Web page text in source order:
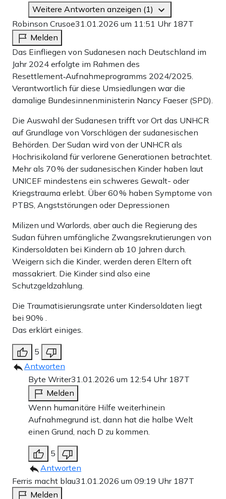
Weitere Antworten anzeigen (1)
Robinson Crusoe31.01.2026 um 11:51 Uhr 187T
Melden
Das Einfliegen von Sudanesen nach Deutschland im
Jahr 2024 erfolgte im Rahmen des
Resettlement‑Aufnahmeprogramms 2024/2025.
Verantwortlich für diese Umsiedlungen war die
damalige Bundesinnenministerin Nancy Faeser (SPD).
Die Auswahl der Sudanesen trifft vor Ort das UNHCR
auf Grundlage von Vorschlägen der sudanesischen
Behörden. Der Sudan wird von der UNHCR als
Hochrisikoland für verlorene Generationen betrachtet.
Mehr als 70 % der sudanesischen Kinder haben laut
UNICEF mindestens ein schweres Gewalt- oder
Kriegstrauma erlebt. Über 60 % haben Symptome von
PTBS, Angststörungen oder Depressionen
Milizen und Warlords, aber auch die Regierung des
Sudan führen umfängliche Zwangsrekrutierungen von
Kindersoldaten bei Kindern ab 10 Jahren durch.
Weigern sich die Kinder, werden deren Eltern oft
massakriert. Die Kinder sind also eine
Schutzgeldzahlung.
Die Traumatisierungsrate unter Kindersoldaten liegt
bei 90% .
Das erklärt einiges.
5
Antworten
Byte Writer31.01.2026 um 12:54 Uhr 187T
Melden
Wenn humanitäre Hilfe weiterhinein
Aufnahmegrund ist, dann hat die halbe Welt
einen Grund, nach D zu kommen.
5
Antworten
Ferris macht blau31.01.2026 um 09:19 Uhr 187T
Melden